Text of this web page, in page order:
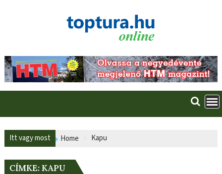
Itt vagy most Home Kapu
CÍMKE: KAPU